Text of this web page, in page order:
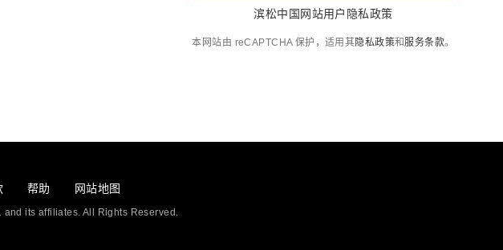
滨松中国网站用户隐私政策
本网站由 reCAPTCHA 保护，适用其隐私政策和服务条款。
帮助 网站地图
its affiliates. All Rights Reserved.